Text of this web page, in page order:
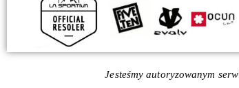
Jesteśmy autoryzowanym